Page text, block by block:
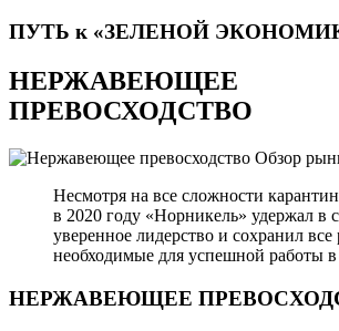
ПУТЬ к «ЗЕЛЕНОЙ
НЕРЖАВЕЮЩЕЕ
ПРЕВОСХОДСТВО
Обзор
Несмотря на все сложности
в 2020 году «Норникель» удержал в
уверенное лидерство и сохранил все
необходимые для успешной работы
НЕРЖАВЕЮЩЕЕ